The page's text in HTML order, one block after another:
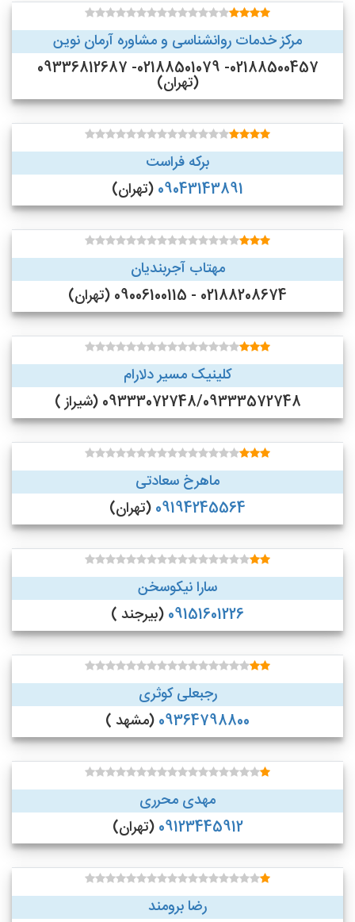
مرکز خدمات روانشناسی و مشاوره آرمان نوین
02188500457- 02188501079- 09336812687
(تهران)
برکه فراست
09043143891 (تهران)
مهتاب آجربندیان
02188208674 - 09006100115 (تهران)
کلینیک مسیر دلارام
09333072748/09333572748 (شیراز )
ماهرخ سعادتی
09194245564 (تهران)
سارا نیکوسخن
09151601226 (بیرجند )
رجبعلی کوثری
09364798800 (مشهد )
مهدی محرری
09123445912 (تهران)
رضا برومند